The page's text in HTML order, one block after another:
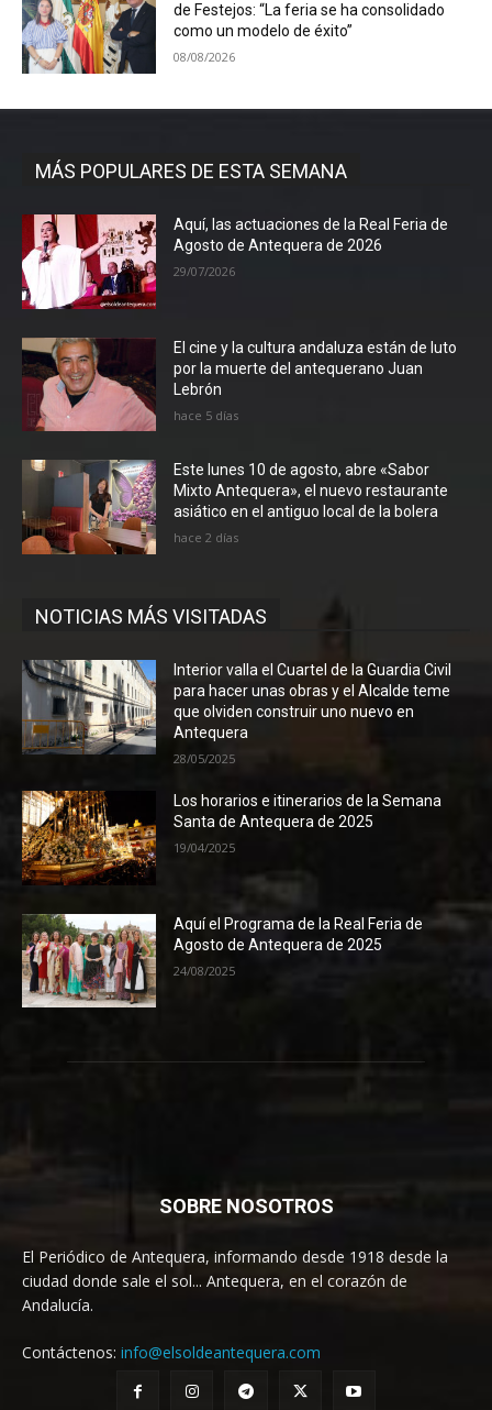
de Festejos: “La feria se ha consolidado
como un modelo de éxito”
08/08/2026
MÁS POPULARES DE ESTA SEMANA
Aquí, las actuaciones de la Real Feria de
Agosto de Antequera de 2026
29/07/2026
El cine y la cultura andaluza están de luto
por la muerte del antequerano Juan
Lebrón
hace 5 días
Este lunes 10 de agosto, abre «Sabor
Mixto Antequera», el nuevo restaurante
asiático en el antiguo local de la bolera
hace 2 días
NOTICIAS MÁS VISITADAS
Interior valla el Cuartel de la Guardia Civil
para hacer unas obras y el Alcalde teme
que olviden construir uno nuevo en
Antequera
28/05/2025
Los horarios e itinerarios de la Semana
Santa de Antequera de 2025
19/04/2025
Aquí el Programa de la Real Feria de
Agosto de Antequera de 2025
24/08/2025
SOBRE NOSOTROS
El Periódico de Antequera, informando desde 1918 desde la
ciudad donde sale el sol... Antequera, en el corazón de
Andalucía.
Contáctenos: info@elsoldeantequera.com